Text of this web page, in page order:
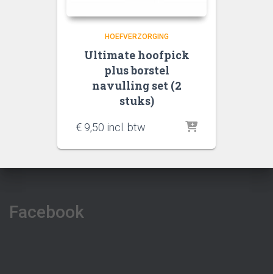
HOEFVERZORGING
Ultimate hoofpick
plus borstel
navulling set (2
stuks)
€ 9,50 incl. btw
Facebook